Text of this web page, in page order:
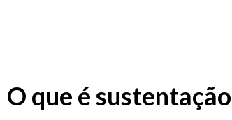
O que é